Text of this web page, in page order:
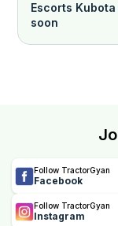
Escorts
soon
Follow TractorGyan
Facebook
Follow TractorGyan
Instagram